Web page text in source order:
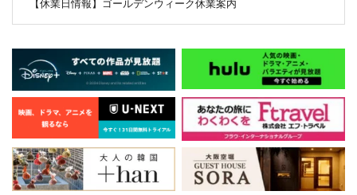
【休業日情報】ゴールデンウィーク休業案内